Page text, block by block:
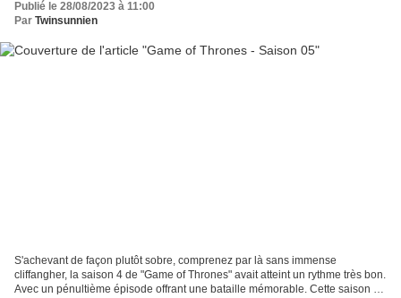
Publié le 28/08/2023 à 11:00
Par Twinsunnien
S'achevant de façon plutôt sobre, comprenez par là sans immense
cliffangher, la saison 4 de "Game of Thrones" avait atteint un rythme très bon.
Avec un pénultième épisode offrant une bataille mémorable. Cette saison 5